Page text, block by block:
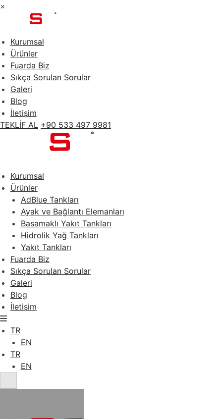
×
Kurumsal
Ürünler
Fuarda Biz
Sıkça Sorulan Sorular
Galeri
Blog
İletişim
TEKLİF AL +90 533 497 9981
Kurumsal
Ürünler
AdBlue Tankları
Ayak ve Bağlantı Elemanları
Basamaklı Yakıt Tankları
Hidrolik Yağ Tankları
Yakıt Tankları
Fuarda Biz
Sıkça Sorulan Sorular
Galeri
Blog
İletişim
TR
EN
TR
EN